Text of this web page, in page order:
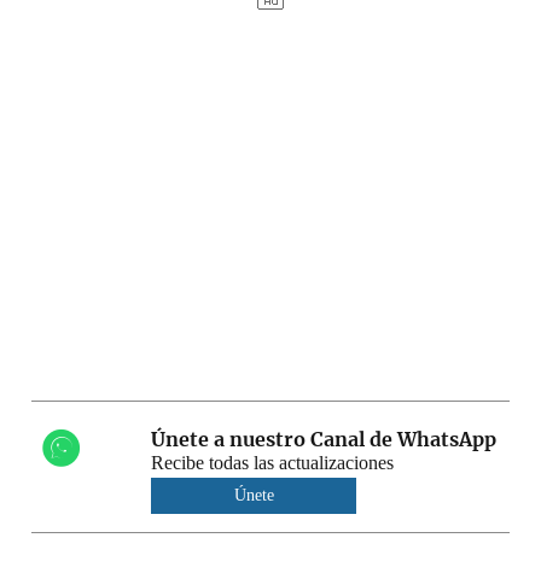
Únete a nuestro Canal de WhatsApp
Recibe todas las actualizaciones
Únete